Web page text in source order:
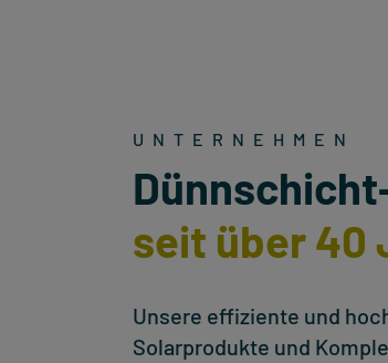
UNTERNEHMEN
seit über 40
Unsere effiziente und
Solarprodukte und